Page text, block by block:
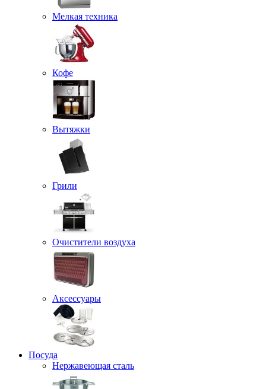
Мелкая техника
Кофе
Вытяжки
Грили
Очистители воздуха
Аксессуары
Посуда
Нержавеющая сталь